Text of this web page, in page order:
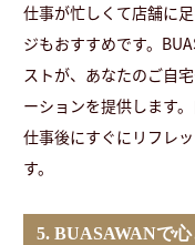
仕事が忙しくて店舗に
ジもおすすめです。
ストが、あなたのご自
ーションを提供します
仕事後にすぐにリフレ
す。
5. BUASAWANで